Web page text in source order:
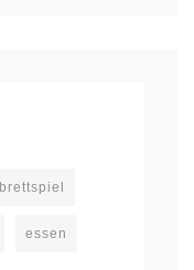
brettspiel
essen